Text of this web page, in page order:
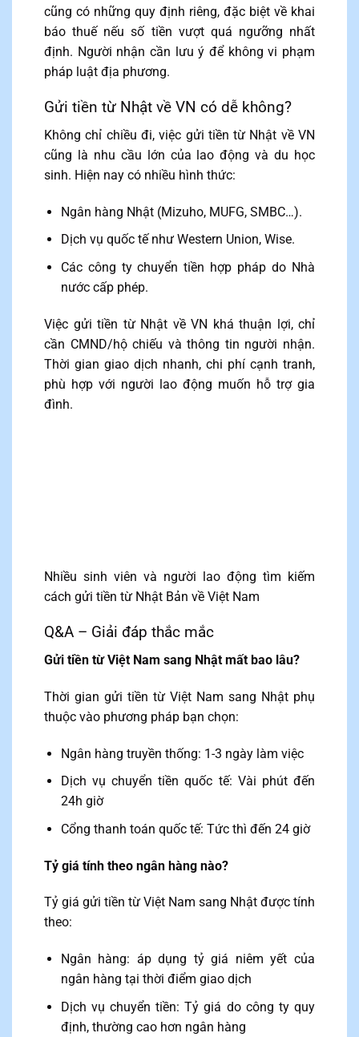
cũng có những quy định riêng, đặc biệt về khai
báo thuế nếu số tiền vượt quá ngưỡng nhất
định. Người nhận cần lưu ý để không vi phạm
pháp luật địa phương.
Gửi tiền từ Nhật về VN có dễ không?
Không chỉ chiều đi, việc gửi tiền từ Nhật về VN
cũng là nhu cầu lớn của lao động và du học
sinh. Hiện nay có nhiều hình thức:
Ngân hàng Nhật (Mizuho, MUFG, SMBC…).
Dịch vụ quốc tế như Western Union, Wise.
Các công ty chuyển tiền hợp pháp do Nhà
nước cấp phép.
Việc gửi tiền từ Nhật về VN khá thuận lợi, chỉ
cần CMND/hộ chiếu và thông tin người nhận.
Thời gian giao dịch nhanh, chi phí cạnh tranh,
phù hợp với người lao động muốn hỗ trợ gia
đình.
Nhiều sinh viên và người lao động tìm kiếm
cách gửi tiền từ Nhật Bản về Việt Nam
Q&A – Giải đáp thắc mắc
Gửi tiền từ Việt Nam sang Nhật mất bao lâu?
Thời gian gửi tiền từ Việt Nam sang Nhật phụ
thuộc vào phương pháp bạn chọn:
Ngân hàng truyền thống: 1-3 ngày làm việc
Dịch vụ chuyển tiền quốc tế: Vài phút đến
24h giờ
Cổng thanh toán quốc tế: Tức thì đến 24 giờ
Tỷ giá tính theo ngân hàng nào?
Tỷ giá gửi tiền từ Việt Nam sang Nhật được tính
theo:
Ngân hàng: áp dụng tỷ giá niêm yết của
ngân hàng tại thời điểm giao dịch
Dịch vụ chuyển tiền: Tỷ giá do công ty quy
định, thường cao hơn ngân hàng